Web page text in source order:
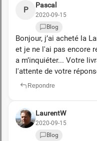
P
Pascal
2020-09-15
Blog
Bonjour, j’ai acheté la
et je ne l'ai pas encore
a m’inquiéter... Votre
l'attente de votre
Repondre
LaurentW
2020-09-15
Blog